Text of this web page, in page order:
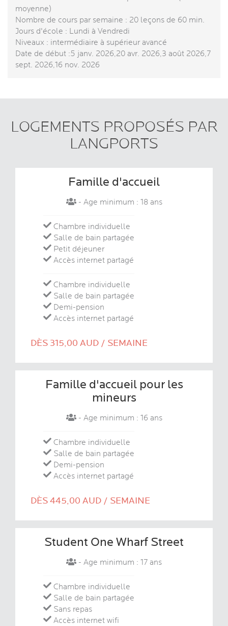
moyenne)
Nombre de cours par semaine : 20 leçons de 60 min.
Jours d'école : Lundi à Vendredi
Niveaux : intermédiaire à supérieur avancé
Date de début :5 janv. 2026,20 avr. 2026,3 août 2026,7
sept. 2026,16 nov. 2026
LOGEMENTS PROPOSÉS PAR
LANGPORTS
Famille d'accueil
- Age minimum : 18 ans
Chambre individuelle
Salle de bain partagée
Petit déjeuner
Accès internet partagé
Chambre individuelle
Salle de bain partagée
Demi-pension
Accès internet partagé
DÈS 315,00 AUD / SEMAINE
Famille d'accueil pour les
mineurs
- Age minimum : 16 ans
Chambre individuelle
Salle de bain partagée
Demi-pension
Accès internet partagé
DÈS 445,00 AUD / SEMAINE
Student One Wharf Street
- Age minimum : 17 ans
Chambre individuelle
Salle de bain partagée
Sans repas
Accès internet wifi